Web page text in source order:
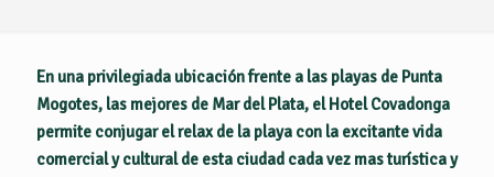
En una privilegiada ubicación frente a las playas de Punta
Mogotes, las mejores de Mar del Plata, el Hotel Covadonga
permite conjugar el relax de la playa con la excitante vida
comercial y cultural de esta ciudad cada vez mas turística y